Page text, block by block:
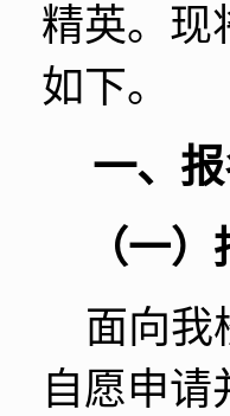
精英。 现
如下。
一、
（一
面向我
自愿申请